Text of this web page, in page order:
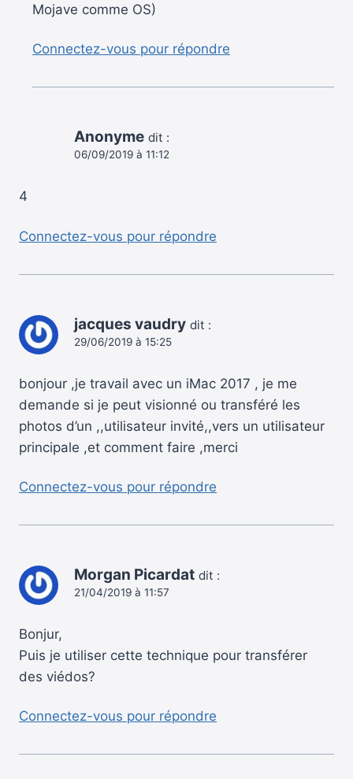
Mojave comme OS)
Connectez-vous pour répondre
Anonyme dit :
06/09/2019 à 11:12
4
Connectez-vous pour répondre
jacques vaudry dit :
29/06/2019 à 15:25
bonjour ,je travail avec un iMac 2017 , je me
demande si je peut visionné ou transféré les
photos d’un ,,utilisateur invité,,vers un utilisateur
principale ,et comment faire ,merci
Connectez-vous pour répondre
Morgan Picardat dit :
21/04/2019 à 11:57
Bonjur,
Puis je utiliser cette technique pour transférer
des viédos?
Connectez-vous pour répondre